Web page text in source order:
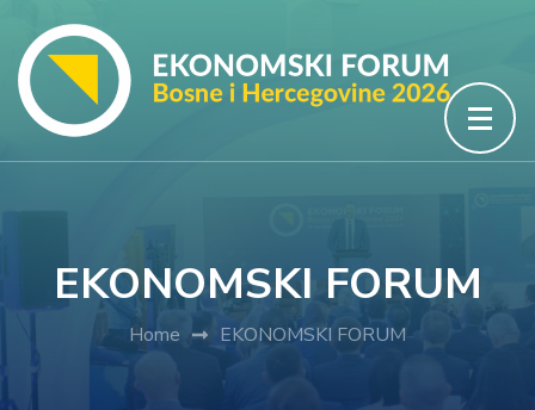
content
(Press
Enter)
EKONOMSKI FORUM
Home EKONOMSKI FORUM